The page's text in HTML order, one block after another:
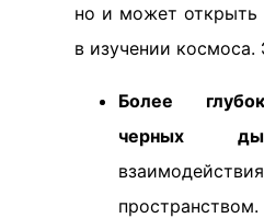
но и может открыть
в изучении космоса.
Более
черных
пространством.